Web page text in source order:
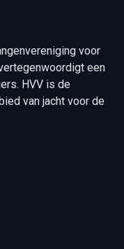
voor
een
HVV is de
van jacht voor de